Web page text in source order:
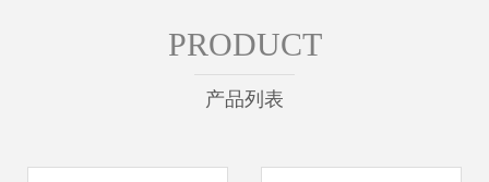
PRODUCT
产品列表